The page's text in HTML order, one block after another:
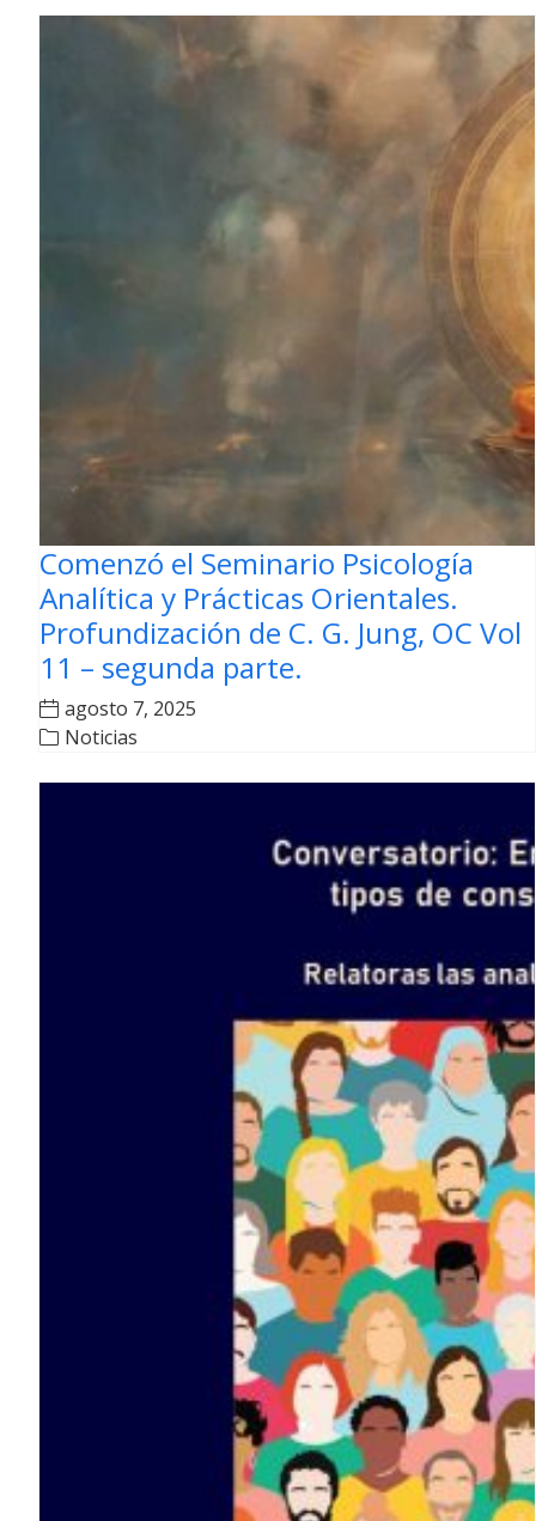
Comenzó el Seminario Psicología
Analítica y Prácticas Orientales.
Profundización de C. G. Jung, OC Vol
11 – segunda parte.
agosto 7, 2025
Noticias